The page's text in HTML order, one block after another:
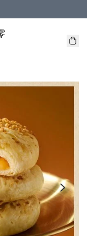
貨、本地取貨 )